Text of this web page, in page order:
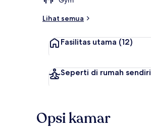
Lihat semua
Fasilitas utama (12)
Seperti di rumah sendiri
Opsi kamar